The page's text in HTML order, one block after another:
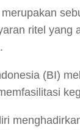
ritel yang
(BI)